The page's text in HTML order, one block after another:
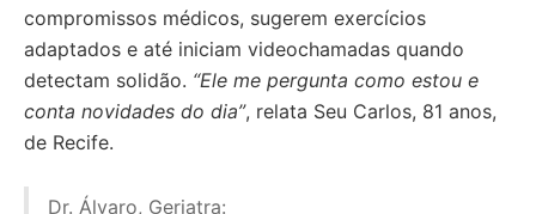
compromissos médicos, sugerem exercícios
adaptados e até iniciam videochamadas quando
detectam solidão. “Ele me pergunta como estou e
conta novidades do dia”, relata Seu Carlos, 81 anos,
de Recife.
Dr. Álvaro, Geriatra: